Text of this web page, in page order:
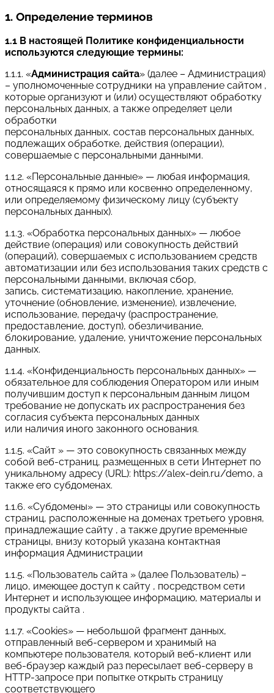
1. Определение терминов
1.1 В настоящей Политике конфиденциальности
используются следующие термины:
1.1.1. «Администрация сайта» (далее – Администрация)
– уполномоченные сотрудники на управление сайтом ,
которые организуют и (или) осуществляют обработку
персональных данных, а также определяет цели
обработки
персональных данных, состав персональных данных,
подлежащих обработке, действия (операции),
совершаемые с персональными данными.
1.1.2. «Персональные данные» — любая информация,
относящаяся к прямо или косвенно определенному,
или определяемому физическому лицу (субъекту
персональных данных).
1.1.3. «Обработка персональных данных» — любое
действие (операция) или совокупность действий
(операций), совершаемых с использованием средств
автоматизации или без использования таких средств с
персональными данными, включая сбор,
запись, систематизацию, накопление, хранение,
уточнение (обновление, изменение), извлечение,
использование, передачу (распространение,
предоставление, доступ), обезличивание,
блокирование, удаление, уничтожение персональных
данных.
1.1.4. «Конфиденциальность персональных данных» —
обязательное для соблюдения Оператором или иным
получившим доступ к персональным данным лицом
требование не допускать их распространения без
согласия субъекта персональных данных
или наличия иного законного основания.
1.1.5. «Сайт » — это совокупность связанных между
собой веб-страниц, размещенных в сети Интернет по
уникальному адресу (URL): https://alex-dein.ru/demo, а
также его субдоменах.
1.1.6. «Субдомены» — это страницы или совокупность
страниц, расположенные на доменах третьего уровня,
принадлежащие сайту , а также другие временные
страницы, внизу который указана контактная
информация Администрации
1.1.5. «Пользователь сайта » (далее Пользователь) –
лицо, имеющее доступ к сайту , посредством сети
Интернет и использующее информацию, материалы и
продукты сайта .
1.1.7. «Cookies» — небольшой фрагмент данных,
отправленный веб-сервером и хранимый на
компьютере пользователя, который веб-клиент или
веб-браузер каждый раз пересылает веб-серверу в
HTTP-запросе при попытке открыть страницу
соответствующего